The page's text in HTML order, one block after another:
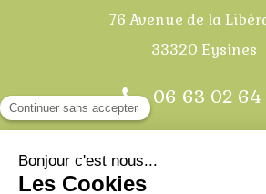
76 Avenue de la
33320 Eysines
06 63 02 64
Médard-en-Jalles et